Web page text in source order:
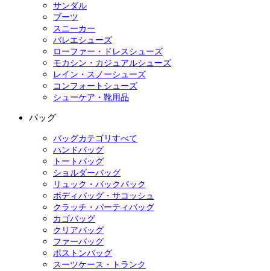
サンダル
ブーツ
スニーカー
バレエシューズ
ローファー・ドレスシューズ
モカシン・カジュアルシューズ
レイン・スノーシューズ
コンフォートシューズ
シューケア・靴用品
バッグ
バッグカテゴリすべて
ハンドバッグ
トートバッグ
ショルダーバッグ
リュック・バックパック
ボディバッグ・サコッシュ
クラッチ・パーティバッグ
カゴバッグ
クリアバッグ
ファーバッグ
ボストンバッグ
スーツケース・トランク